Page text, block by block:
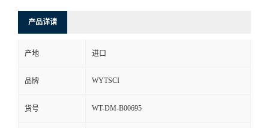
产品详请
产地 进口
品牌 WYTSCI
货号 WT-DM-B00695